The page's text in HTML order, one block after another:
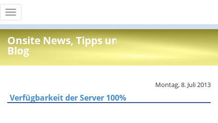
Toggle
navigation
Onsite News, Tipps und Info
Blog
Montag, 8. Juli 2013
Verfügbarkeit der Server 100%